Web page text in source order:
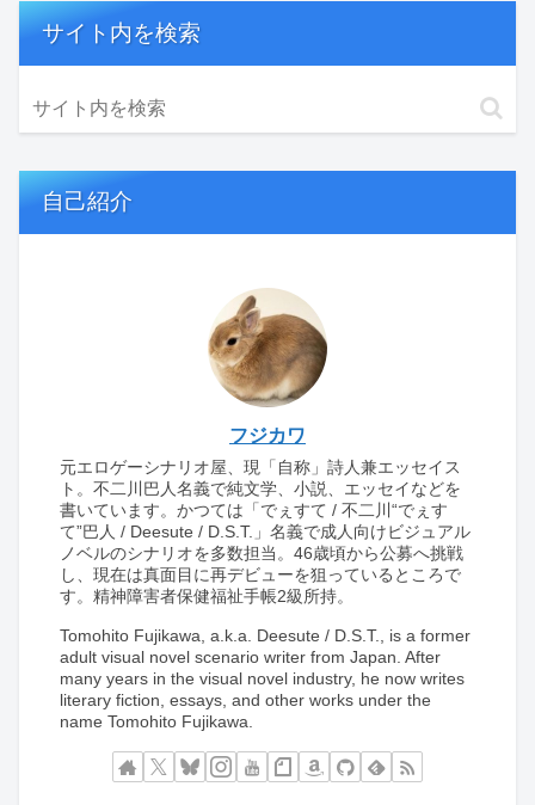
サイト内を検索
自己紹介
フジカワ
元エロゲーシナリオ屋、現「自称」詩人兼エッセイス
ト。不二川巴人名義で純文学、小説、エッセイなどを
書いています。かつては「でぇすて / 不二川“でぇす
て”巴人 / Deesute / D.S.T.」名義で成人向けビジュアル
ノベルのシナリオを多数担当。46歳頃から公募へ挑戦
し、現在は真面目に再デビューを狙っているところで
す。精神障害者保健福祉手帳2級所持。
Tomohito Fujikawa, a.k.a. Deesute / D.S.T., is a former
adult visual novel scenario writer from Japan. After
many years in the visual novel industry, he now writes
literary fiction, essays, and other works under the
name Tomohito Fujikawa.